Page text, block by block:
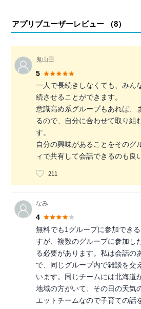
アプリブユーザーレビュー （8）
鬼山田
5
一人で長続きしなくても、みん
続させることができます。
意識高め系グループもあれば、
るので、自分に合わせて取り組
す。
自分の興味があることをそのグ
ィで共有して会話できるのも良
211
なみ
4
無料でも1グループに参加でき
すが、複数のグループに参加し
る必要があります。私は会話の
で、同じグループ内で雑談を交
います。同じチームには北海道
地域の方がいて、その日の天気
エットチームなので子育ての話